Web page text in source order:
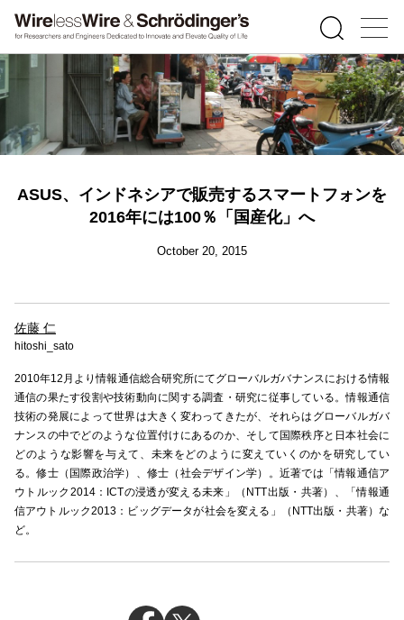
ASUS、インドネシアで販売するスマートフォンを
2016年には100％「国産化」へ
October 20, 2015
佐藤 仁
hitoshi_sato
2010年12月より情報通信総合研究所にてグローバルガバナンスにおける情報
通信の果たす役割や技術動向に関する調査・研究に従事している。情報通信
技術の発展によって世界は大きく変わってきたが、それらはグローバルガバ
ナンスの中でどのような位置付けにあるのか、そして国際秩序と日本社会に
どのような影響を与えて、未来をどのように変えていくのかを研究してい
る。修士（国際政治学）、修士（社会デザイン学）。近著では「情報通信ア
ウトルック2014：ICTの浸透が変える未来」（NTT出版・共著）、「情報通
信アウトルック2013：ビッグデータが社会を変える」（NTT出版・共著）な
ど。